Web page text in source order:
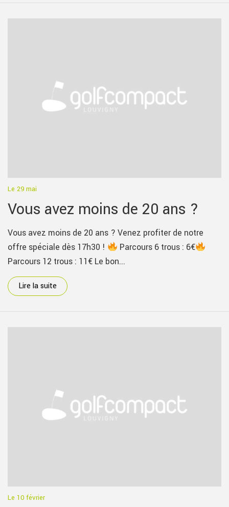
Le 29 mai
Vous avez moins de 20 ans ?
Vous avez moins de 20 ans ? Venez profiter de notre
offre spéciale dès 17h30 !
Parcours 6 trous : 6€
Parcours 12 trous : 11€ Le bon...
Lire la suite
Le 10 février